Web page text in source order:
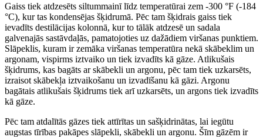
Gaiss tiek atdzesēts siltummainī līdz temperatūrai zem -300 °F (-184
°C), kur tas kondensējas šķidrumā. Pēc tam šķidrais gaiss tiek
ievadīts destilācijas kolonnā, kur to tālāk atdzesē un sadala
galvenajās sastāvdaļās, pamatojoties uz dažādiem viršanas punktiem.
Slāpeklis, kuram ir zemāka viršanas temperatūra nekā skābeklim un
argonam, vispirms iztvaiko un tiek izvadīts kā gāze. Atlikušais
šķidrums, kas bagāts ar skābekli un argonu, pēc tam tiek uzkarsēts,
izraisot skābekļa iztvaikošanu un izvadīšanu kā gāzi. Argonu
bagātais atlikušais šķidrums tiek arī uzkarsēts, un argons tiek izvadīts
kā gāze.
Pēc tam atdalītās gāzes tiek attīrītas un sašķidrinātas, lai iegūtu
augstas tīrības pakāpes slāpekli, skābekli un argonu. Šīm gāzēm ir